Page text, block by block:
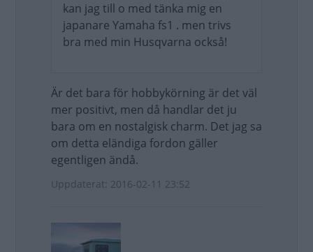
kan jag till o med tänka mig en
japanare Yamaha fs1 . men trivs
bra med min Husqvarna också!
Är det bara för hobbykörning är det väl
mer positivt, men då handlar det ju
bara om en nostalgisk charm. Det jag sa
om detta eländiga fordon gäller
egentligen ändå.
Uppdaterat: 2016-02-11 23:52